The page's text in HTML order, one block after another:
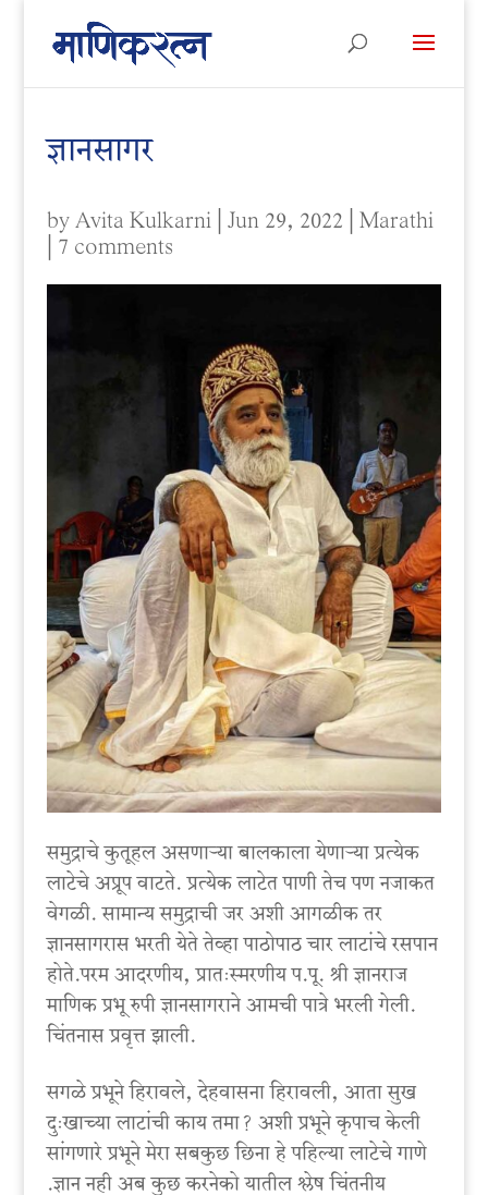
ज्ञानसागर
byAvita Kulkarni| Jun 29, 2022 Marathi
7 comments
समुद्राचे कुतूहल असणाऱ्या बालकाला येणाऱ्या प्रत्येक
लाटेचे अप्रूप वाटते. प्रत्येक लाटेत पाणी तेच पण नजाकत
वेगळी. सामान्य समुद्राची जर अशी आगळीक तर
ज्ञानसागरास भरती येते तेव्हा पाठोपाठ चार लाटांचे रसपान
होते.परम आदरणीय, प्रातःस्मरणीय प.पू. श्री ज्ञानराज
माणिक प्रभू रुपी ज्ञानसागराने आमची पात्रे भरली गेली.
चिंतनास प्रवृत्त झाली.
सगळे प्रभूने हिरावले, देहवासना हिरावली, आता सुख
दुःखाच्या लाटांची काय तमा? अशी प्रभूने कृपाच केली
सांगणारे प्रभूने मेरा सबकुछ छिना हे पहिल्या लाटेचे गाणे
.ज्ञान नही अब कुछ करनेको यातील श्लेष चिंतनीय